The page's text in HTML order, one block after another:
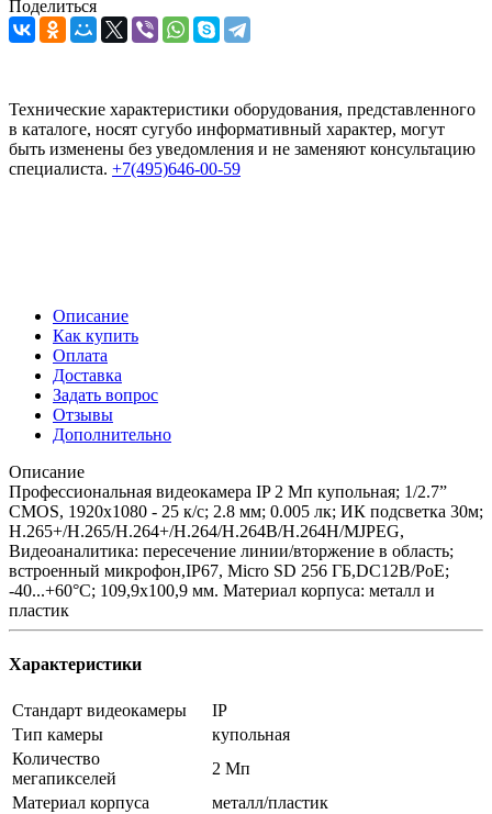
Поделиться
Технические характеристики оборудования, представленного
в каталоге, носят сугубо информативный характер, могут
быть изменены без уведомления и не заменяют консультацию
специалиста. +7(495)646-00-59
Описание
Как купить
Оплата
Доставка
Задать вопрос
Отзывы
Дополнительно
Описание
Профессиональная видеокамера IP 2 Мп купольная; 1/2.7”
CMOS, 1920х1080 - 25 к/с; 2.8 мм; 0.005 лк; ИК подсветка 30м;
H.265+/H.265/H.264+/H.264/H.264B/H.264H/MJPEG,
Видеоаналитика: пересечение линии/вторжение в область;
встроенный микрофон,IP67, Micro SD 256 ГБ,DC12В/PoE;
-40...+60°C; 109,9х100,9 мм. Материал корпуса: металл и
пластик
Характеристики
Стандарт видеокамеры
IP
Тип камеры
купольная
Количество
мегапикселей
2 Мп
Материал корпуса
металл/пластик